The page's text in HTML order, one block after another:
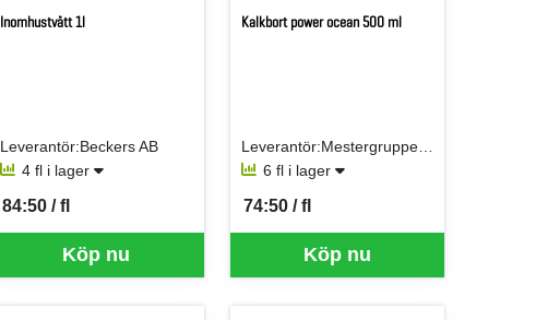
Inomhustvätt 1l
Leverantör:Beckers AB
4 fl i lager
Köp nu
84:50 / fl
SEK per FL
Kalkbort power ocean 500 ml
Leverantör:Mestergruppen Logistik
6 fl i lager
Köp nu
74:50 / fl
SEK per FL